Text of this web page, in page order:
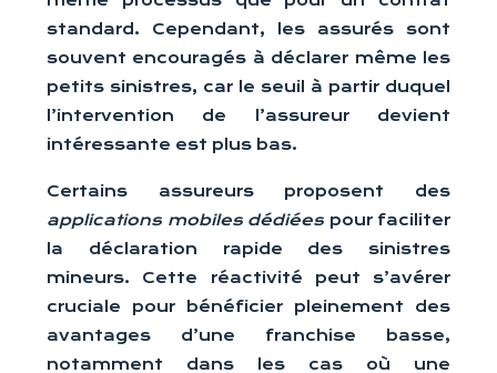
standard. Cependant, les assurés sont
souvent encouragés à déclarer même les
petits sinistres, car le seuil à partir duquel
l’intervention de l’assureur devient
intéressante est plus bas.
Certains assureurs proposent des
applications mobiles dédiées pour faciliter
la déclaration rapide des sinistres
mineurs. Cette réactivité peut s’avérer
cruciale pour bénéficier pleinement des
avantages d’une franchise basse,
notamment dans les cas où une